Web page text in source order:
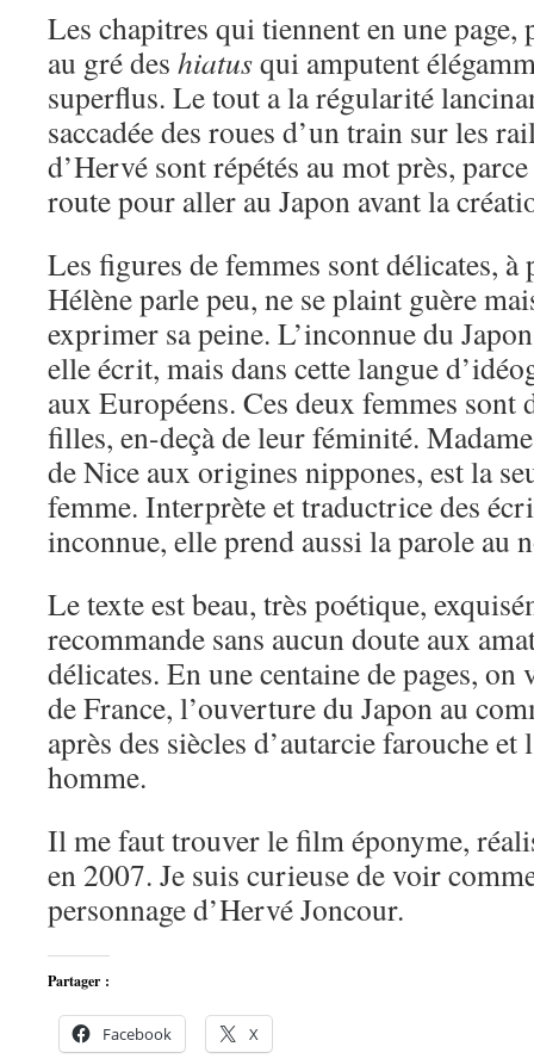
Les chapitres qui tiennent en une page,
au gré des hiatusqui amputent
superflus. Le tout a la régularité
saccadée des roues d’un train sur les
d’Hervé sont répétés au mot près,
route pour aller au Japon avant la
Les figures de femmes sont délicates, à
Hélène parle peu, ne se plaint guère
exprimer sa peine. L’inconnue du
elle écrit, mais dans cette langue
aux Européens. Ces deux femmes sont
filles, en-deçà de leur féminité.
de Nice aux origines nippones, est la
femme. Interprète et traductrice des
inconnue, elle prend aussi la parole au
Le texte est beau, très poétique,
recommande sans aucun doute aux
délicates. En une centaine de pages,
de France, l’ouverture du Japon au
après des siècles d’autarcie farouche et
homme.
Il me faut trouver le film éponyme,
en 2007. Je suis curieuse de voir
personnage d’Hervé Joncour.
Partager :
Facebook X